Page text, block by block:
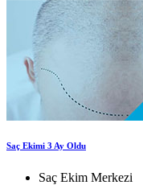
Saç Ekimi 3 Ay Oldu
Saç Ekim Merkezi